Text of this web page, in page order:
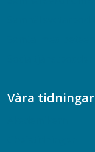
Våra tidningar